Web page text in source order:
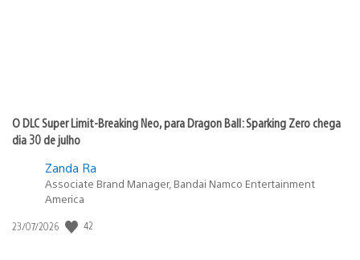
O DLC Super Limit-Breaking Neo, para Dragon Ball: Sparking Zero chega
dia 30 de julho
Zanda Ra
Associate Brand Manager, Bandai Namco Entertainment
America
Data
23/07/2026 42